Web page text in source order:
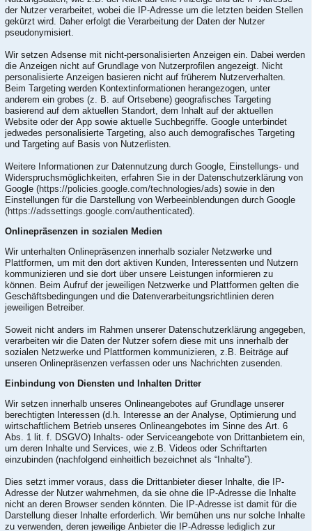
der Nutzer verarbeitet, wobei die IP-Adresse um die letzten beiden Stellen
gekürzt wird. Daher erfolgt die Verarbeitung der Daten der Nutzer
pseudonymisiert.
Wir setzen Adsense mit nicht-personalisierten Anzeigen ein. Dabei werden
die Anzeigen nicht auf Grundlage von Nutzerprofilen angezeigt. Nicht
personalisierte Anzeigen basieren nicht auf früherem Nutzerverhalten.
Beim Targeting werden Kontextinformationen herangezogen, unter
anderem ein grobes (z. B. auf Ortsebene) geografisches Targeting
basierend auf dem aktuellen Standort, dem Inhalt auf der aktuellen
Website oder der App sowie aktuelle Suchbegriffe. Google unterbindet
jedwedes personalisierte Targeting, also auch demografisches Targeting
und Targeting auf Basis von Nutzerlisten.
Weitere Informationen zur Datennutzung durch Google, Einstellungs- und
Widerspruchsmöglichkeiten, erfahren Sie in der Datenschutzerklärung von
Google (https://policies.google.com/technologies/ads) sowie in den
Einstellungen für die Darstellung von Werbeeinblendungen durch Google
(https://adssettings.google.com/authenticated).
Onlinepräsenzen in sozialen Medien
Wir unterhalten Onlinepräsenzen innerhalb sozialer Netzwerke und
Plattformen, um mit den dort aktiven Kunden, Interessenten und Nutzern
kommunizieren und sie dort über unsere Leistungen informieren zu
können. Beim Aufruf der jeweiligen Netzwerke und Plattformen gelten die
Geschäftsbedingungen und die Datenverarbeitungsrichtlinien deren
jeweiligen Betreiber.
Soweit nicht anders im Rahmen unserer Datenschutzerklärung angegeben,
verarbeiten wir die Daten der Nutzer sofern diese mit uns innerhalb der
sozialen Netzwerke und Plattformen kommunizieren, z.B. Beiträge auf
unseren Onlinepräsenzen verfassen oder uns Nachrichten zusenden.
Einbindung von Diensten und Inhalten Dritter
Wir setzen innerhalb unseres Onlineangebotes auf Grundlage unserer
berechtigten Interessen (d.h. Interesse an der Analyse, Optimierung und
wirtschaftlichem Betrieb unseres Onlineangebotes im Sinne des Art. 6
Abs. 1 lit. f. DSGVO) Inhalts- oder Serviceangebote von Drittanbietern ein,
um deren Inhalte und Services, wie z.B. Videos oder Schriftarten
einzubinden (nachfolgend einheitlich bezeichnet als “Inhalte”).
Dies setzt immer voraus, dass die Drittanbieter dieser Inhalte, die IP-
Adresse der Nutzer wahrnehmen, da sie ohne die IP-Adresse die Inhalte
nicht an deren Browser senden könnten. Die IP-Adresse ist damit für die
Darstellung dieser Inhalte erforderlich. Wir bemühen uns nur solche Inhalte
zu verwenden, deren jeweilige Anbieter die IP-Adresse lediglich zur